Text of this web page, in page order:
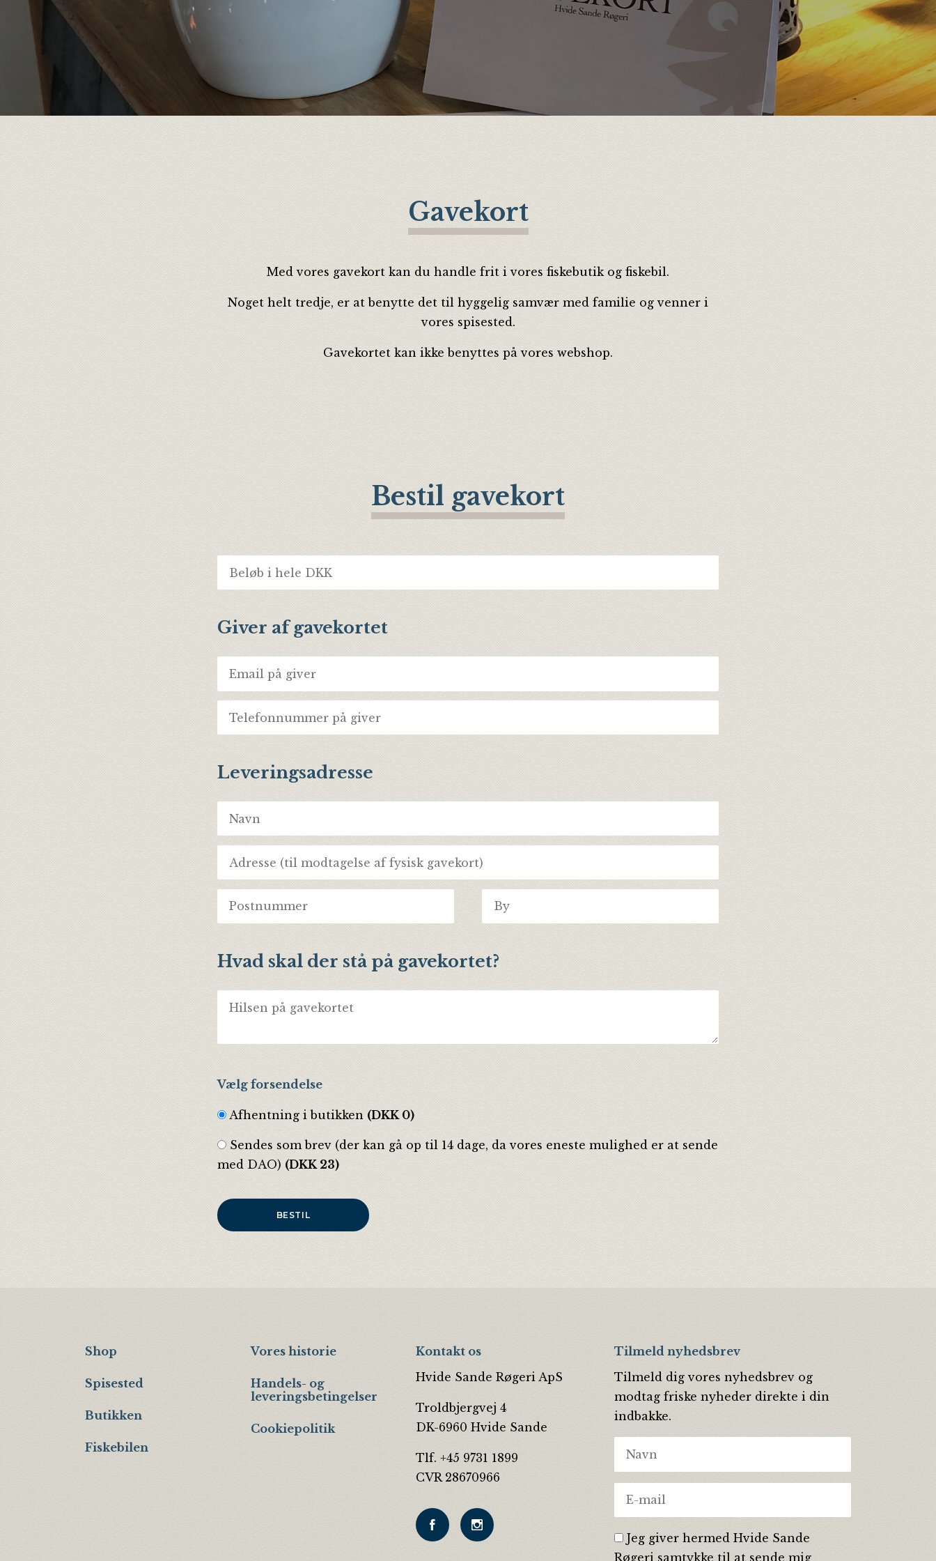
Gavekort
Med vores gavekort kan du handle frit i vores fiskebutik og fiskebil.
Noget helt tredje, er at benytte det til hyggelig samvær med familie og venner i
vores spisested.
Gavekortet kan ikke benyttes på vores webshop.
Bestil gavekort
Giver af gavekortet
Leveringsadresse
Hvad skal der stå på gavekortet?
Vælg forsendelse
Afhentning i butikken (DKK 0)
Sendes som brev (der kan gå op til 14 dage, da vores eneste mulighed er at sende
med DAO) (DKK 23)
BESTIL
Shop
Spisested
Butikken
Fiskebilen
Vores historie
Handels- og
leveringsbetingelser
Cookiepolitik
Kontakt os
Hvide Sande Røgeri ApS
Troldbjergvej 4
DK-6960 Hvide Sande
Tlf. +45 9731 1899
CVR 28670966
Tilmeld nyhedsbrev
Tilmeld dig vores nyhedsbrev og
modtag friske nyheder direkte i din
indbakke.
Jeg giver hermed Hvide Sande
Røgeri samtykke til at sende mig